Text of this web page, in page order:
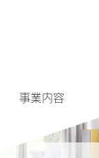
事業内容